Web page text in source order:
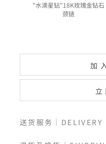
"水滴星钻"18K玫瑰金钻石
颈链
加
送货服务｜DELIVERY